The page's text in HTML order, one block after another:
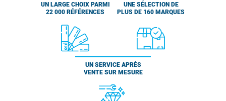
UN LARGE CHOIX PARMI
22 000 RÉFÉRENCES
UNE SÉLECTION DE
PLUS DE 160 MARQUES
UN SERVICE APRÈS
VENTE SUR MESURE